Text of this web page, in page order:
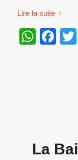
Lire la suite
La